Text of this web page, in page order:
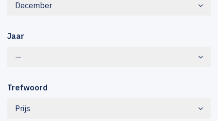
December
Jaar
—
Trefwoord
Prijs